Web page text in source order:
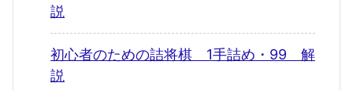
説
初心者のための詰将棋 1手詰め・99 解
説